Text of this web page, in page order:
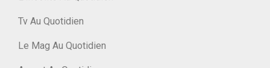
Tv Au Quotidien
Le Mag Au Quotidien